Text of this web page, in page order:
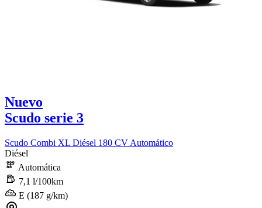
Nuevo
Scudo serie 3
Scudo Combi XL Diésel 180 CV Automático
Diésel
Automática
7,1 l/100km
E (187 g/km)